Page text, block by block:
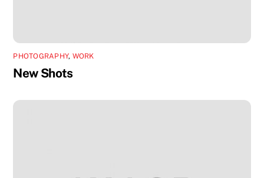
PHOTOGRAPHY, WORK
New Shots